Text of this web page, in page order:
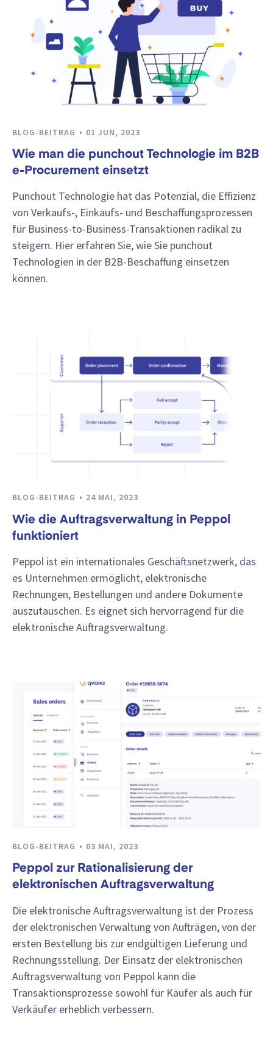
BLOG-BEITRAG 01 JUN, 2023
Wie man die punchout Technologie im B2B
e-Procurement einsetzt
Punchout Technologie hat das Potenzial, die Effizienz
von Verkaufs-, Einkaufs- und Beschaffungsprozessen
für Business-to-Business-Transaktionen radikal zu
steigern. Hier erfahren Sie, wie Sie punchout
Technologien in der B2B-Beschaffung einsetzen
können.
BLOG-BEITRAG 24 MAI, 2023
Wie die Auftragsverwaltung in Peppol
funktioniert
Peppol ist ein internationales Geschäftsnetzwerk, das
es Unternehmen ermöglicht, elektronische
Rechnungen, Bestellungen und andere Dokumente
auszutauschen. Es eignet sich hervorragend für die
elektronische Auftragsverwaltung.
BLOG-BEITRAG 03 MAI, 2023
Peppol zur Rationalisierung der
elektronischen Auftragsverwaltung
Die elektronische Auftragsverwaltung ist der Prozess
der elektronischen Verwaltung von Aufträgen, von der
ersten Bestellung bis zur endgültigen Lieferung und
Rechnungsstellung. Der Einsatz der elektronischen
Auftragsverwaltung von Peppol kann die
Transaktionsprozesse sowohl für Käufer als auch für
Verkäufer erheblich verbessern.